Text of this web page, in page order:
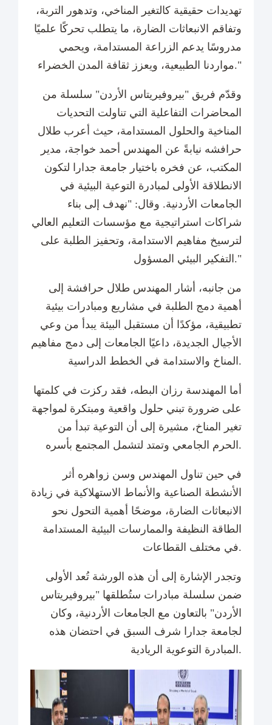
تهديدات حقيقية كالتغير المناخي، وتدهور التربة،
وتفاقم الانبعاثات الضارة، ما يتطلب تحركًا علميًا
مدروسًا يدعم الزراعة المستدامة، ويحمي
مواردنا الطبيعية، ويعزز ثقافة المدن الخضراء."
وقدّم فريق "بيروفيريتاس الأردن" سلسلة من
المحاضرات التفاعلية التي تناولت التحديات
المناخية والحلول المستدامة، حيث أعرب طلال
حرافشه نيابةً عن المهندس أحمد خواجة، مدير
المكتب، عن فخره باختيار جامعة جدارا لتكون
الانطلاقة الأولى لمبادرة التوعية البيئية في
الجامعات الأردنية. وقال: "نهدف إلى بناء
شراكات استراتيجية مع مؤسسات التعليم العالي
لترسيخ مفاهيم الاستدامة، وتحفيز الطلبة على
التفكير البيئي المسؤول."
من جانبه، أشار المهندس طلال حرافشة إلى
أهمية دمج الطلبة في مشاريع ومبادرات بيئية
تطبيقية، مؤكدًا أن مستقبل البيئة يبدأ من وعي
الأجيال الجديدة، داعيًا الجامعات إلى دمج مفاهيم
المناخ والاستدامة في الخطط الدراسية.
أما المهندسة رزان البطه، فقد ركزت في كلمتها
على ضرورة تبني حلول واقعية ومبتكرة لمواجهة
تغير المناخ، مشيرة إلى أن التوعية تبدأ من
الحرم الجامعي وتمتد لتشمل المجتمع بأسره.
في حين تناول المهندس وسن زواهره أثر
الأنشطة الصناعية والأنماط الاستهلاكية في زيادة
الانبعاثات الضارة، موضحًا أهمية التحول نحو
الطاقة النظيفة والممارسات البيئية المستدامة
في مختلف القطاعات.
وتجدر الإشارة إلى أن هذه الورشة تُعد الأولى
ضمن سلسلة مبادرات ستُطلقها "بيروفيريتاس
الأردن" بالتعاون مع الجامعات الأردنية، وكان
لجامعة جدارا شرف السبق في احتضان هذه
المبادرة التوعوية الريادية.